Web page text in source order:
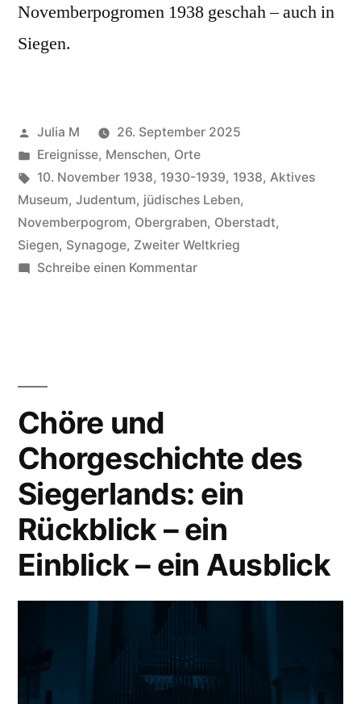
Novemberpogromen 1938 geschah – auch in
Siegen.
Julia M
26. September 2025
Ereignisse, Menschen, Orte
10. November 1938, 1930-1939, 1938, Aktives
Museum, Judentum, jüdisches Leben,
Novemberpogrom, Obergraben, Oberstadt,
Siegen, Synagoge, Zweiter Weltkrieg
Schreibe einen Kommentar
Chöre und
Chorgeschichte des
Siegerlands: ein
Rückblick – ein
Einblick – ein Ausblick